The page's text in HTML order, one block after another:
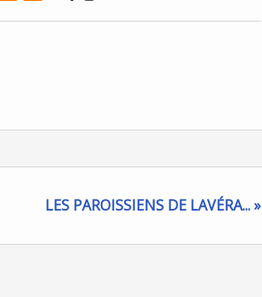
LES PAROISSIENS DE LAVÉRA... »